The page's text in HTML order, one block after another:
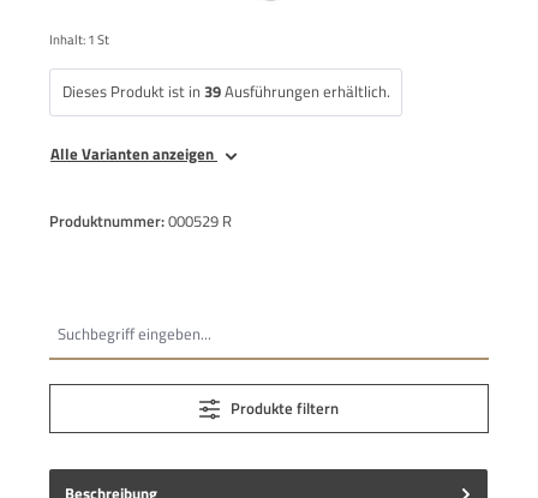
Inhalt:1 St
Dieses Produkt ist in 39Ausführungen erhältlich.
Alle Varianten anzeigen
Produktnummer:000529 R
Produkte filtern
Beschreibung